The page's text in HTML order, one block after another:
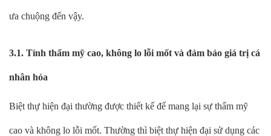
ưa chuộng đến vậy.
3.1. Tính thẩm mỹ cao, không lo lỗi mốt và đảm bảo giá trị cá
nhân hóa
Biệt thự hiện đại thường được thiết kế để mang lại sự thẩm mỹ
cao và không lo lỗi mốt. Thường thì biệt thự hiện đại sử dụng các